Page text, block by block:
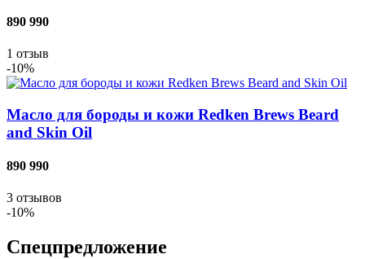
890 990
1 отзыв
-10%
Масло для бороды и кожи Redken Brews Beard
and Skin Oil
890 990
3 отзывов
-10%
Спецпредложение